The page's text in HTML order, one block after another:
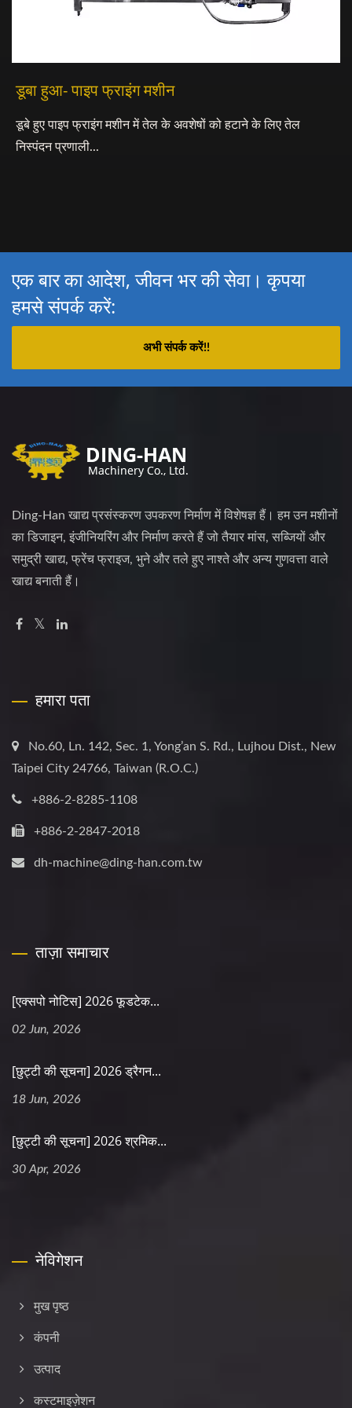
डूबा हुआ- पाइप फ्राइंग मशीन
डूबे हुए पाइप फ्राइंग मशीन में तेल के अवशेषों को हटाने के लिए तेल
निस्पंदन प्रणाली...
एक बार का आदेश, जीवन भर की सेवा। कृपया
हमसे संपर्क करें:
अभी संपर्क करें!!
Ding-Han खाद्य प्रसंस्करण उपकरण निर्माण में विशेषज्ञ हैं। हम उन मशीनों
का डिजाइन, इंजीनियरिंग और निर्माण करते हैं जो तैयार मांस, सब्जियों और
समुद्री खाद्य, फ्रेंच फ्राइज, भुने और तले हुए नाश्ते और अन्य गुणवत्ता वाले
खाद्य बनाती हैं।
हमारा पता
No.60, Ln. 142, Sec. 1, Yong’an S. Rd., Lujhou Dist., New
Taipei City 24766, Taiwan (R.O.C.)
+886-2-8285-1108
+886-2-2847-2018
dh-machine@ding-han.com.tw
ताज़ा समाचार
[एक्सपो नोटिस] 2026 फूडटेक...
02 Jun, 2026
[छुट्टी की सूचना] 2026 ड्रैगन...
18 Jun, 2026
[छुट्टी की सूचना] 2026 श्रमिक...
30 Apr, 2026
नेविगेशन
मुख पृष्ठ
कंपनी
उत्पाद
कस्टमाइज़ेशन